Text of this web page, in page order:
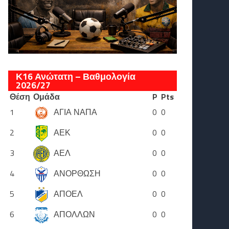
Κ16 Ανώτατη – Βαθμολογία
2026/27
Θέση Ομάδα P Pts
1
ΑΓΙΑ ΝΑΠΑ 0 0
2
ΑΕΚ 0 0
3
ΑΕΛ 0 0
4
ΑΝΟΡΘΩΣΗ 0 0
5
ΑΠΟΕΛ 0 0
6
ΑΠΟΛΛΩΝ 0 0